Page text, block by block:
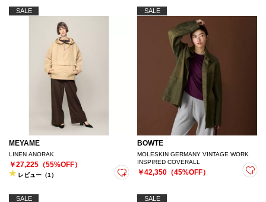
SALE
MEYAME
LINEN ANORAK
￥27,225（55%OFF）
レビュー（1）
SALE
BOWTE
MOLESKIN GERMANY VINTAGE WORK
INSPIRED COVERALL
￥42,350（45%OFF）
SALE SALE